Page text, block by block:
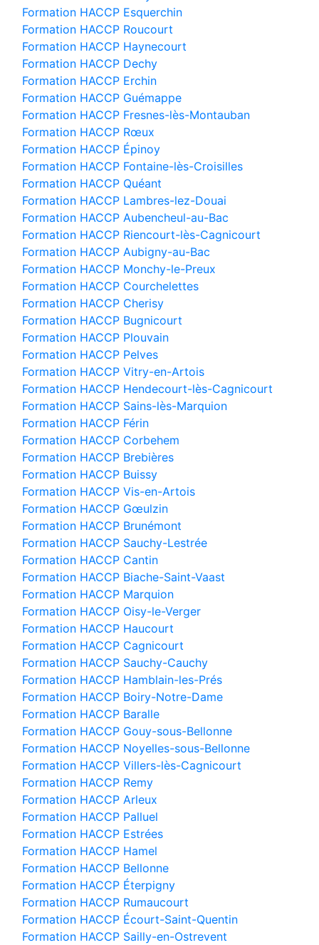
Formation HACCP Esquerchin
Formation HACCP Roucourt
Formation HACCP Haynecourt
Formation HACCP Dechy
Formation HACCP Erchin
Formation HACCP Guémappe
Formation HACCP Fresnes-lès-Montauban
Formation HACCP Rœux
Formation HACCP Épinoy
Formation HACCP Fontaine-lès-Croisilles
Formation HACCP Quéant
Formation HACCP Lambres-lez-Douai
Formation HACCP Aubencheul-au-Bac
Formation HACCP Riencourt-lès-Cagnicourt
Formation HACCP Aubigny-au-Bac
Formation HACCP Monchy-le-Preux
Formation HACCP Courchelettes
Formation HACCP Cherisy
Formation HACCP Bugnicourt
Formation HACCP Plouvain
Formation HACCP Pelves
Formation HACCP Vitry-en-Artois
Formation HACCP Hendecourt-lès-Cagnicourt
Formation HACCP Sains-lès-Marquion
Formation HACCP Férin
Formation HACCP Corbehem
Formation HACCP Brebières
Formation HACCP Buissy
Formation HACCP Vis-en-Artois
Formation HACCP Gœulzin
Formation HACCP Brunémont
Formation HACCP Sauchy-Lestrée
Formation HACCP Cantin
Formation HACCP Biache-Saint-Vaast
Formation HACCP Marquion
Formation HACCP Oisy-le-Verger
Formation HACCP Haucourt
Formation HACCP Cagnicourt
Formation HACCP Sauchy-Cauchy
Formation HACCP Hamblain-les-Prés
Formation HACCP Boiry-Notre-Dame
Formation HACCP Baralle
Formation HACCP Gouy-sous-Bellonne
Formation HACCP Noyelles-sous-Bellonne
Formation HACCP Villers-lès-Cagnicourt
Formation HACCP Remy
Formation HACCP Arleux
Formation HACCP Palluel
Formation HACCP Estrées
Formation HACCP Hamel
Formation HACCP Bellonne
Formation HACCP Éterpigny
Formation HACCP Rumaucourt
Formation HACCP Écourt-Saint-Quentin
Formation HACCP Sailly-en-Ostrevent